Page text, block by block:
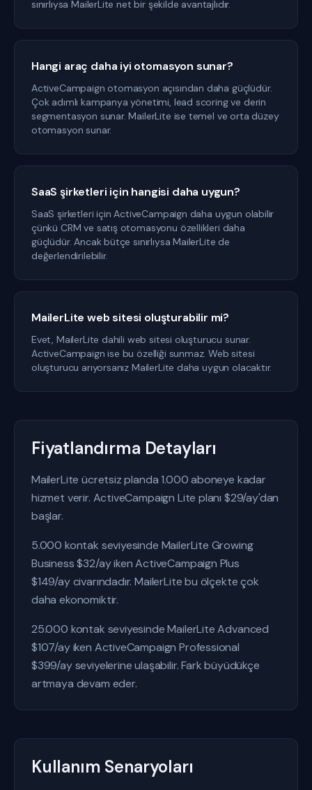
sınırlıysa MailerLite net bir şekilde avantajlıdır.
Hangi araç daha iyi otomasyon sunar?
ActiveCampaign otomasyon açısından daha güçlüdür.
Çok adımlı kampanya yönetimi, lead scoring ve derin
segmentasyon sunar. MailerLite ise temel ve orta düzey
otomasyon sunar.
SaaS şirketleri için hangisi daha uygun?
SaaS şirketleri için ActiveCampaign daha uygun olabilir
çünkü CRM ve satış otomasyonu özellikleri daha
güçlüdür. Ancak bütçe sınırlıysa MailerLite de
değerlendirilebilir.
MailerLite web sitesi oluşturabilir mi?
Evet, MailerLite dahili web sitesi oluşturucu sunar.
ActiveCampaign ise bu özelliği sunmaz. Web sitesi
oluşturucu arıyorsanız MailerLite daha uygun olacaktır.
Fiyatlandırma Detayları
MailerLite ücretsiz planda 1.000 aboneye kadar
hizmet verir. ActiveCampaign Lite planı $29/ay'dan
başlar.
5.000 kontak seviyesinde MailerLite Growing
Business $32/ay iken ActiveCampaign Plus
$149/ay civarındadır. MailerLite bu ölçekte çok
daha ekonomiktir.
25.000 kontak seviyesinde MailerLite Advanced
$107/ay iken ActiveCampaign Professional
$399/ay seviyelerine ulaşabilir. Fark büyüdükçe
artmaya devam eder.
Kullanım Senaryoları